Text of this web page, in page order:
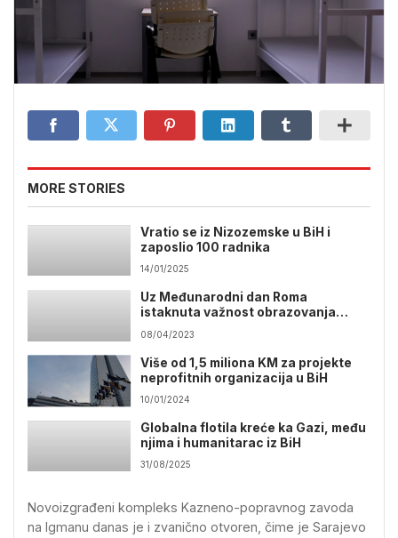
MORE STORIES
Vratio se iz Nizozemske u BiH i
zaposlio 100 radnika
14/01/2025
Uz Međunarodni dan Roma
istaknuta važnost obrazovanja
romske djece
08/04/2023
Više od 1,5 miliona KM za projekte
neprofitnih organizacija u BiH
10/01/2024
Globalna flotila kreće ka Gazi, među
njima i humanitarac iz BiH
31/08/2025
Novoizgrađeni kompleks Kazneno-popravnog zavoda
na Igmanu danas je i zvanično otvoren, čime je Sarajevo